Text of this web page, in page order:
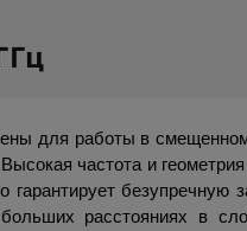
для работы в
частота и
безупречную
расстояниях в